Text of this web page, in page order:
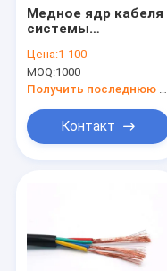
О нас
Медное ядр кабеля
системы
RVV огнезащитное -
ядр 61
Цена:1-100
MOQ:1000
Получить последнюю цену
Контакт